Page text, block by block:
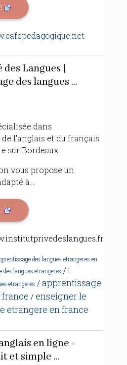
Langues |
des langues ...
dans
l'anglais et du français
sur Bordeaux
vous propose un
à...
des langues etrangeres en
des langues etrangeres / l
etrangeres /apprentissage
france /enseigner le
etrangere en france
en ligne -
et simple ...